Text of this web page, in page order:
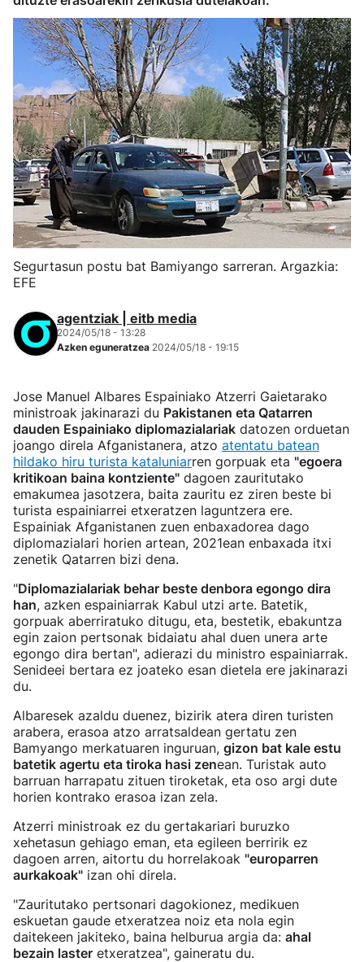
Segurtasun postu bat Bamiyango sarreran. Argazkia:
EFE
agentziak | eitb media
2024/05/18 - 13:28
Azken eguneratzea 2024/05/18 - 19:15
Jose Manuel Albares Espainiako Atzerri Gaietarako
ministroak jakinarazi du Pakistanen eta Qatarren
dauden Espainiako diplomazialariak datozen orduetan
joango direla Afganistanera, atzo atentatu batean
hildako hiru turista kataluniarren gorpuak eta "egoera
kritikoan baina kontziente" dagoen zauritutako
emakumea jasotzera, baita zauritu ez ziren beste bi
turista espainiarrei etxeratzen laguntzera ere.
Espainiak Afganistanen zuen enbaxadorea dago
diplomazialari horien artean, 2021ean enbaxada itxi
zenetik Qatarren bizi dena.
"Diplomazialariak behar beste denbora egongo dira
han, azken espainiarrak Kabul utzi arte. Batetik,
gorpuak aberriratuko ditugu, eta, bestetik, ebakuntza
egin zaion pertsonak bidaiatu ahal duen unera arte
egongo dira bertan", adierazi du ministro espainiarrak.
Senideei bertara ez joateko esan dietela ere jakinarazi
du.
Albaresek azaldu duenez, bizirik atera diren turisten
arabera, erasoa atzo arratsaldean gertatu zen
Bamyango merkatuaren inguruan, gizon bat kale estu
batetik agertu eta tiroka hasi zenean. Turistak auto
barruan harrapatu zituen tiroketak, eta oso argi dute
horien kontrako erasoa izan zela.
Atzerri ministroak ez du gertakariari buruzko
xehetasun gehiago eman, eta egileen berririk ez
dagoen arren, aitortu du horrelakoak "europarren
aurkakoak" izan ohi direla.
"Zauritutako pertsonari dagokionez, medikuen
eskuetan gaude etxeratzea noiz eta nola egin
daitekeen jakiteko, baina helburua argia da: ahal
bezain laster etxeratzea", gaineratu du.